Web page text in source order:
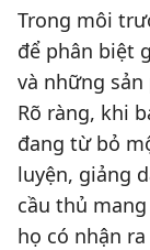
Trong môi
để phân biệt
và những
Rõ ràng, khi
đang từ bỏ
luyện, giảng
cầu thủ
họ có nhận